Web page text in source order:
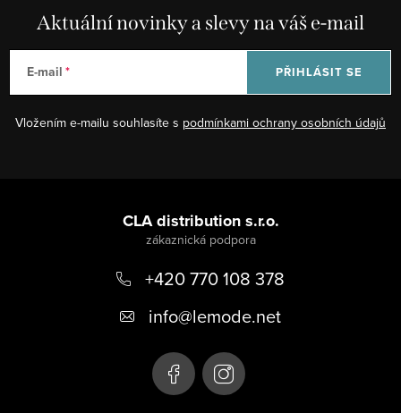
Aktuální novinky a slevy na váš e-mail
E-mail
Vložením e-mailu souhlasíte s podmínkami ochrany osobních údajů
PŘIHLÁSIT SE
CLA distribution s.r.o.
+420 770 108 378
info@lemode.net